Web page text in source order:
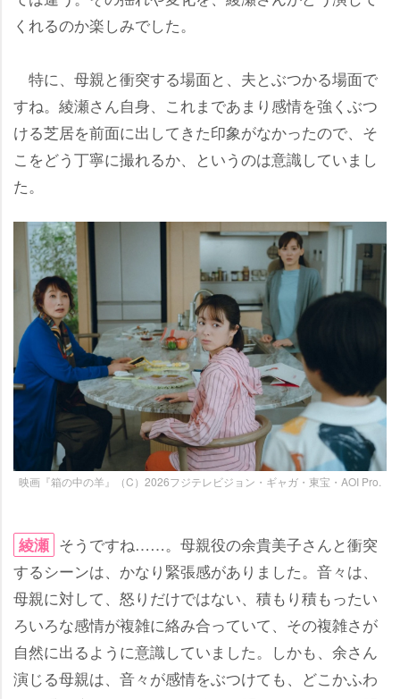
くれるのか楽しみでした。
特に、母親と衝突する場面と、夫とぶつかる場面で
すね。綾瀬さん自身、これまであまり感情を強くぶつ
ける芝居を前面に出してきた印象がなかったので、そ
こをどう丁寧に撮れるか、というのは意識していまし
た。
映画『箱の中の羊』（C）2026フジテレビジョン・ギャガ・東宝・AOI Pro.
綾瀬 そうですね……。母親役の余貴美子さんと衝突
するシーンは、かなり緊張感がありました。音々は、
母親に対して、怒りだけではない、積もり積もったい
ろいろな感情が複雑に絡み合っていて、その複雑さが
自然に出るように意識していました。しかも、余さん
演じる母親は、音々が感情をぶつけても、どこかふわ